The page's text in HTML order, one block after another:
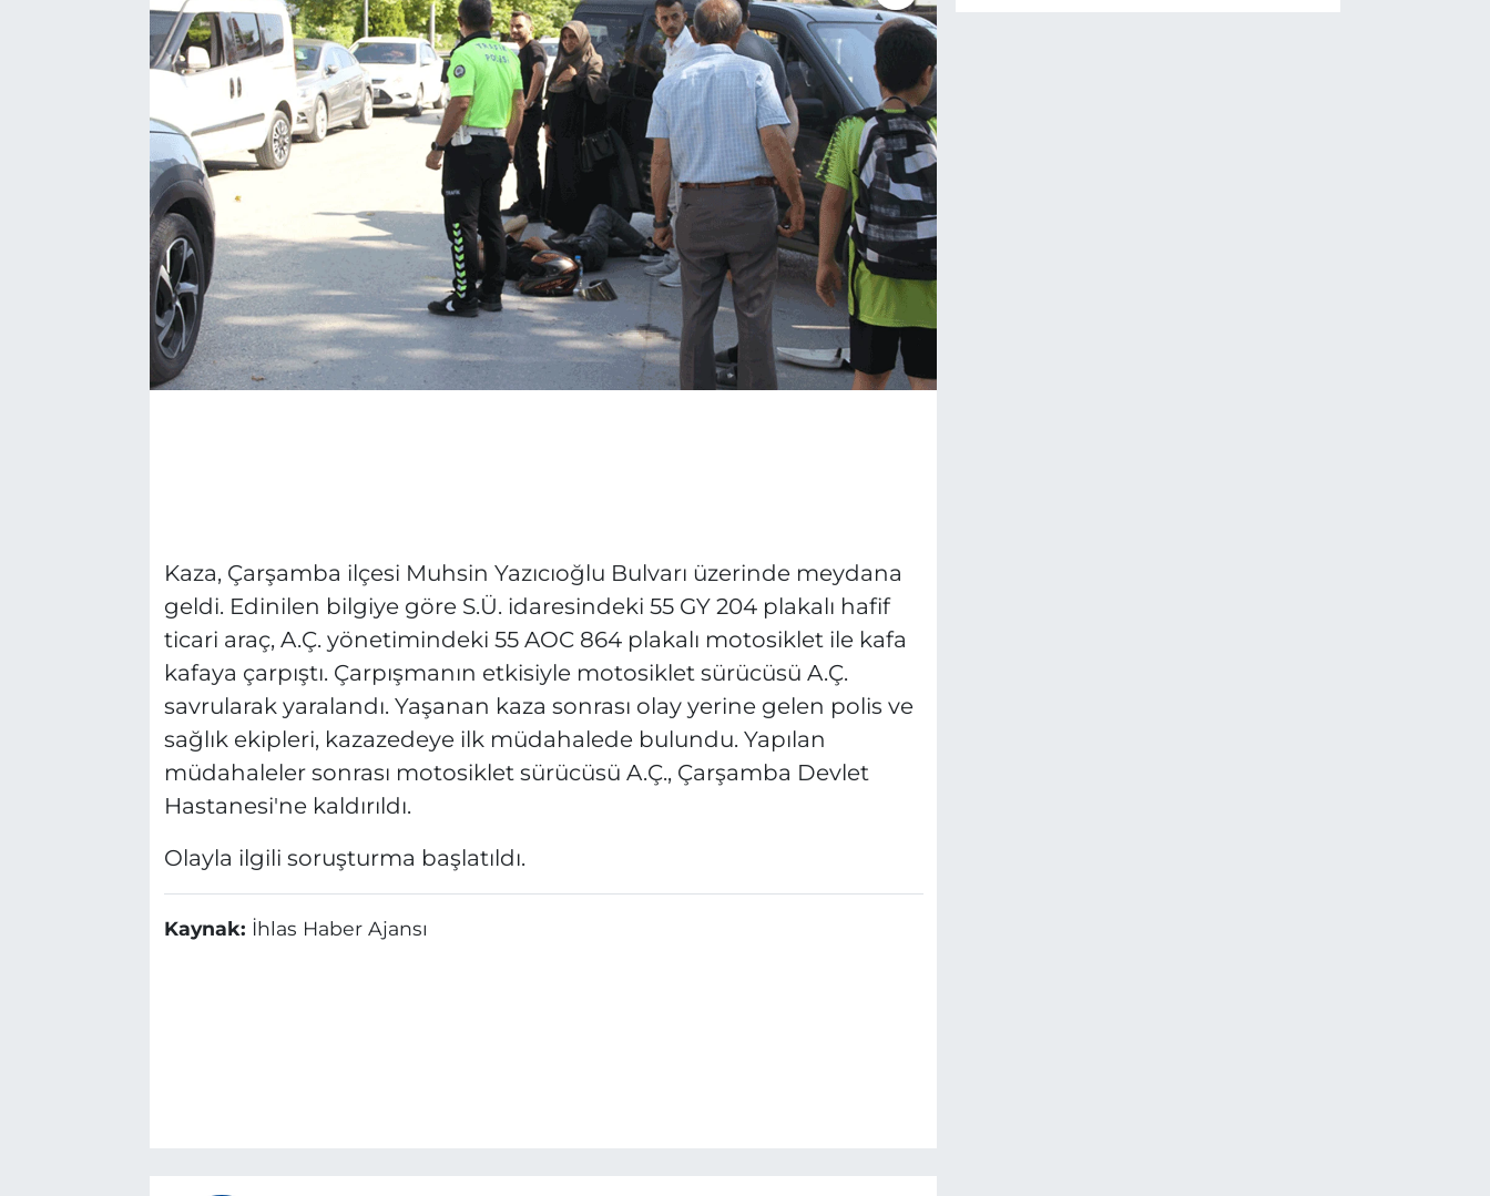
Kaza, Çarşamba ilçesi Muhsin Yazıcıoğlu Bulvarı üzerinde meydana
geldi. Edinilen bilgiye göre S.Ü. idaresindeki 55 GY 204 plakalı hafif
ticari araç, A.Ç. yönetimindeki 55 AOC 864 plakalı motosiklet ile kafa
kafaya çarpıştı. Çarpışmanın etkisiyle motosiklet sürücüsü A.Ç.
savrularak yaralandı. Yaşanan kaza sonrası olay yerine gelen polis ve
sağlık ekipleri, kazazedeye ilk müdahalede bulundu. Yapılan
müdahaleler sonrası motosiklet sürücüsü A.Ç., Çarşamba Devlet
Hastanesi'ne kaldırıldı.
Olayla ilgili soruşturma başlatıldı.
Kaynak: İhlas Haber Ajansı
RESMİ İLAN